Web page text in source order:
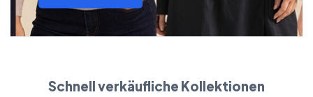
Schnell verkäufliche Kollektionen